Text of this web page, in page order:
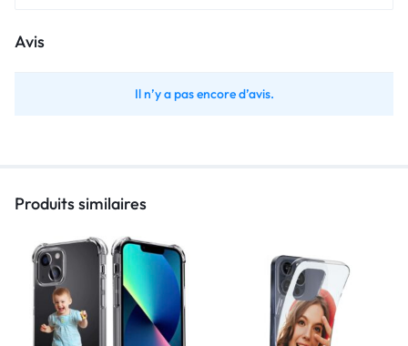
Avis
Il n’y a pas encore d’avis.
Produits similaires